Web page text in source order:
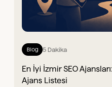
Blog 5 Dakika
En İyi İzmir SEO
Ajans Listesi